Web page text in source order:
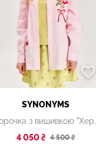
SYNONYMS
Сорочка з
4 050 ₴ 4 500 ₴